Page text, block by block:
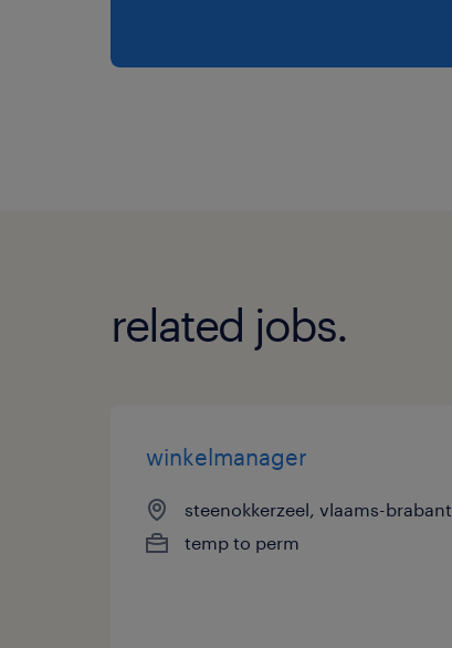
related jobs.
winkelmanager
steenokkerzeel, vlaams-brabant
temp to perm